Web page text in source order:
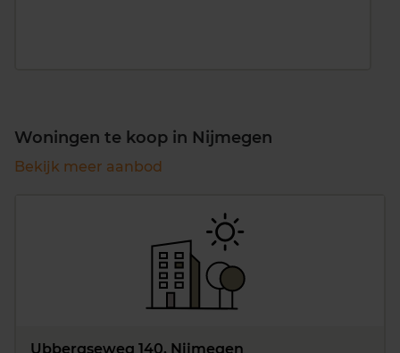
Woningen te koop in Nijmegen
Bekijk meer aanbod
Ubbergseweg 140, Nijmegen